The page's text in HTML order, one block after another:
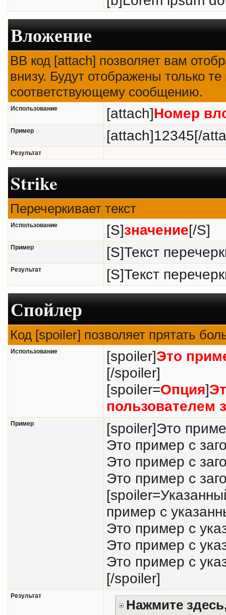
Вложение
BB код [attach] позволяет вам
внизу. Будут отображены только
соответствующему сообщению.
Использование [attach]Номер
Пример [attach]12345[/
Результат
Strike
Перечеркивает текст
Использование [S]значение[/S]
Пример [S]Текст
Результат [S]Текст
Спойлер
Код [spoiler] позволяет прятать
Использование [spoiler]Это
[/spoiler]
[spoiler=Опция]
пользователем
Пример
[spoiler]Это
Это пример с
Это пример с
Это пример с
пример с
Это пример с
Это пример с
Это пример с
[/spoiler]
Результат
Нажмите